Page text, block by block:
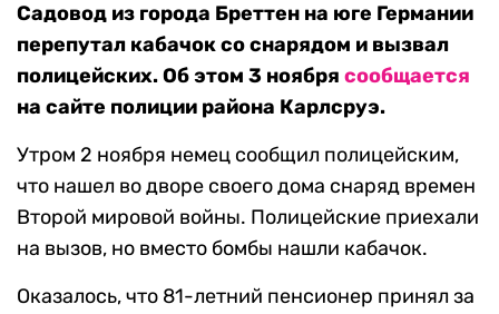
Садовод из города Бреттен на юге Германии
перепутал кабачок со снарядом и вызвал
полицейских. Об этом 3 ноября сообщается
на сайте полиции района Карлсруэ.
Утром 2 ноября немец сообщил полицейским,
что нашел во дворе своего дома снаряд времен
Второй мировой войны. Полицейские приехали
на вызов, но вместо бомбы нашли кабачок.
Оказалось, что 81-летний пенсионер принял за